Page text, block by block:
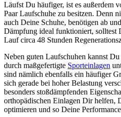
Läufst Du häufiger, ist es außerdem
Paar Laufschuhe zu besitzen. Denn
auch Deine Schuhe, benötigen ab
Dämpfung ideal funktioniert, solltest
Lauf circa 48 Stunden
Neben guten Laufschuhen kannst
durch maßgefertigte Sporteinlagen
sind nämlich ebenfalls ein häufiger
sich gerade bei hoher Belastung
besonders stoßdämpfenden
orthopädischen Einlagen Dir helfen,
optimieren und so Deine